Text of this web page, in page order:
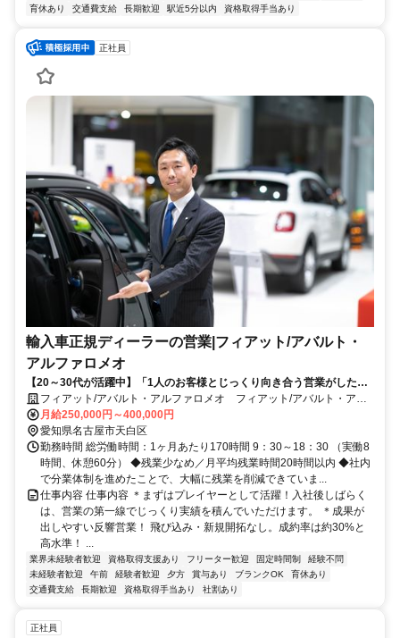
育休あり
交通費支給 長期歓迎 駅近5分以内 資格取得手当あり
正社員
輸入車正規ディーラーの営業|フィアット/アバルト・
アルファロメオ
【20～30代が活躍中】「1人のお客様とじっくり向き合う営業がした
い」そんなあなたの経験を、最高の環境で活かしてください！／成約率
30%の反響営業／残業月20h以下
フィアット/アバルト・アルファロメオ フィアット/アバルト・アル
ファロメオ 天白(株式会社ホワイトハウス)
月給250,000円～400,000円
愛知県名古屋市天白区
勤務時間 総労働時間：1ヶ月あたり170時間 9：30～18：30 （実働8
時間、休憩60分） ◆残業少なめ／月平均残業時間20時間以内 ◆社内
で分業体制を進めたことで、大幅に残業を削減できていま...
仕事内容 仕事内容 ＊まずはプレイヤーとして活躍！入社後しばらく
は、営業の第一線でじっくり実績を積んでいただけます。 ＊成果が
出しやすい反響営業！ 飛び込み・新規開拓なし。成約率は約30%と
高水準！ ...
業界未経験者歓迎 資格取得支援あり フリーター歓迎 固定時間制
経験不問
未経験者歓迎
午前 経験者歓迎 夕方 賞与あり ブランクOK
育休あり
交通費支給
長期歓迎 資格取得手当あり 社割あり
正社員